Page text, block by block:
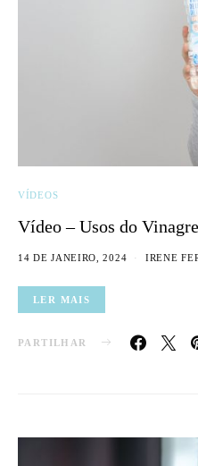
VÍDEOS
Vídeo – Usos do
14 DE JANEIRO, 2024 IRENE
LER MAIS
PARTILHAR